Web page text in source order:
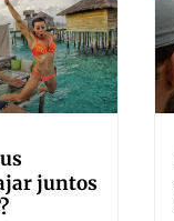
juntos